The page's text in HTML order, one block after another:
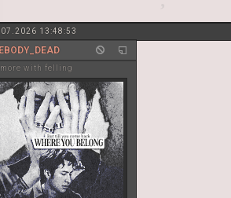
13:48:53
more with felling